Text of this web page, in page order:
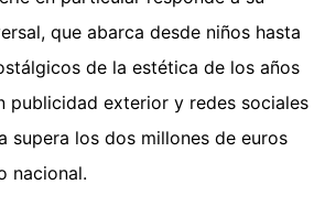
que abarca desde niños hasta
de la estética de los años
publicidad exterior y redes sociales
supera los dos millones de euros
nacional.